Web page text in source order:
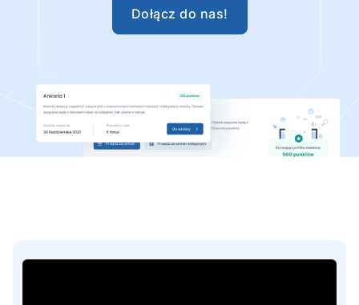
Dołącz do nas!